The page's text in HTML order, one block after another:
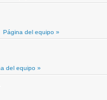
Página del equipo »
del equipo »